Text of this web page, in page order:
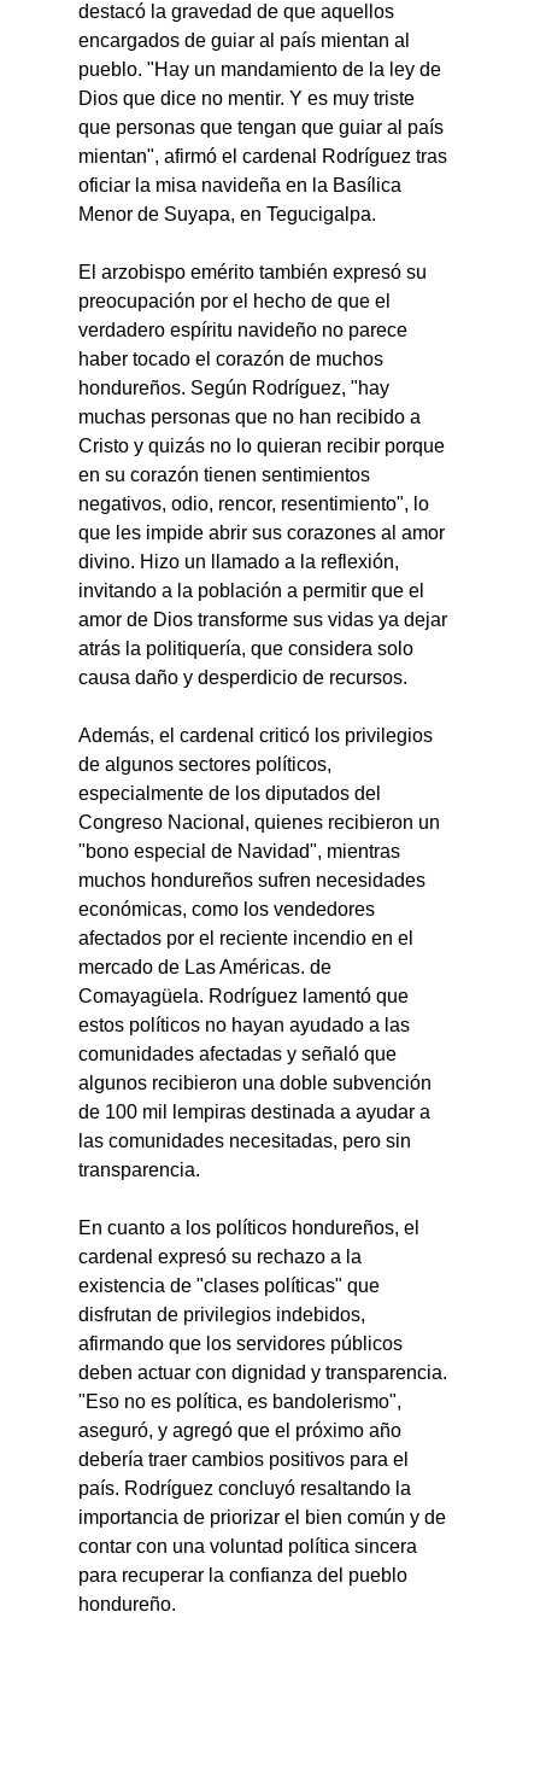
destacó la gravedad de que aquellos
encargados de guiar al país mientan al
pueblo. "Hay un mandamiento de la ley de
Dios que dice no mentir. Y es muy triste
que personas que tengan que guiar al país
mientan", afirmó el cardenal Rodríguez tras
oficiar la misa navideña en la Basílica
Menor de Suyapa, en Tegucigalpa.
El arzobispo emérito también expresó su
preocupación por el hecho de que el
verdadero espíritu navideño no parece
haber tocado el corazón de muchos
hondureños. Según Rodríguez, "hay
muchas personas que no han recibido a
Cristo y quizás no lo quieran recibir porque
en su corazón tienen sentimientos
negativos, odio, rencor, resentimiento", lo
que les impide abrir sus corazones al amor
divino. Hizo un llamado a la reflexión,
invitando a la población a permitir que el
amor de Dios transforme sus vidas ya dejar
atrás la politiquería, que considera solo
causa daño y desperdicio de recursos.
Además, el cardenal criticó los privilegios
de algunos sectores políticos,
especialmente de los diputados del
Congreso Nacional, quienes recibieron un
"bono especial de Navidad", mientras
muchos hondureños sufren necesidades
económicas, como los vendedores
afectados por el reciente incendio en el
mercado de Las Américas. de
Comayagüela. Rodríguez lamentó que
estos políticos no hayan ayudado a las
comunidades afectadas y señaló que
algunos recibieron una doble subvención
de 100 mil lempiras destinada a ayudar a
las comunidades necesitadas, pero sin
transparencia.
En cuanto a los políticos hondureños, el
cardenal expresó su rechazo a la
existencia de "clases políticas" que
disfrutan de privilegios indebidos,
afirmando que los servidores públicos
deben actuar con dignidad y transparencia.
"Eso no es política, es bandolerismo",
aseguró, y agregó que el próximo año
debería traer cambios positivos para el
país. Rodríguez concluyó resaltando la
importancia de priorizar el bien común y de
contar con una voluntad política sincera
para recuperar la confianza del pueblo
hondureño.